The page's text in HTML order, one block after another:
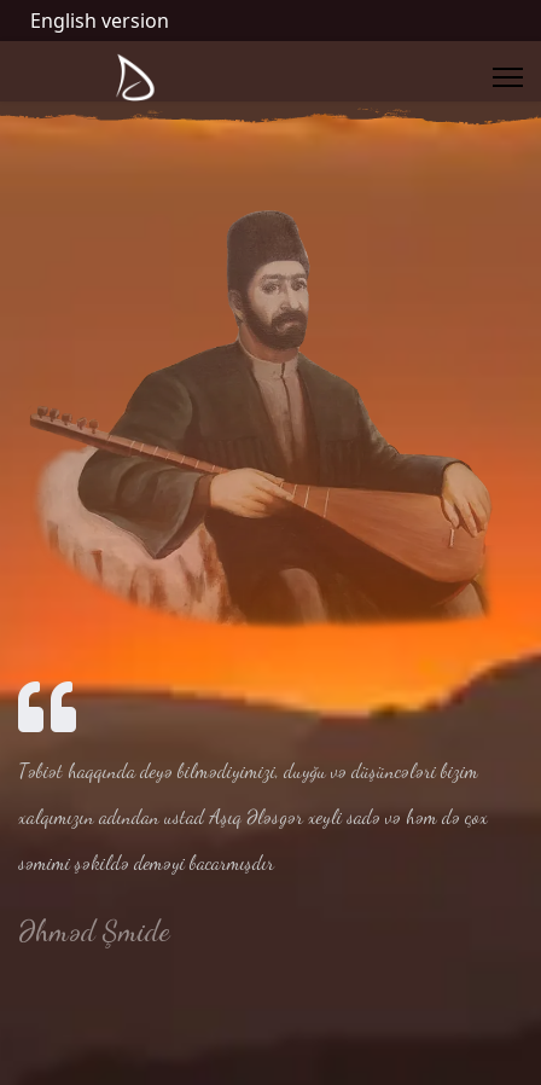
English version
Təbiət haqqında deyə bilmədiyimizi, duyğu və düşüncələri bizim
xalqımızın adından ustad Aşıq Ələsgər xeyli sadə və həm də çox
səmimi şəkildə deməyi bacarmışdır
Əhməd Şmide